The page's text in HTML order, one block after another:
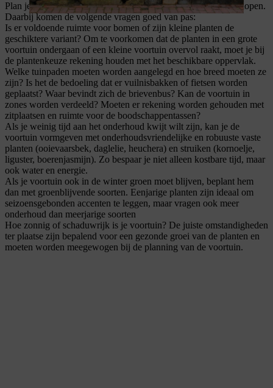
Plan je voortuin goed om de vormgeving optimaal te laten verlopen.
Daarbij komen de volgende vragen goed van pas:
Is er voldoende ruimte voor bomen of zijn kleine planten de
geschiktere variant? Om te voorkomen dat de planten in een grote
voortuin ondergaan of een kleine voortuin overvol raakt, moet je bij
de plantenkeuze rekening houden met het beschikbare oppervlak.
Welke tuinpaden moeten worden aangelegd en hoe breed moeten ze
zijn? Is het de bedoeling dat er vuilnisbakken of fietsen worden
geplaatst? Waar bevindt zich de brievenbus? Kan de voortuin in
zones worden verdeeld? Moeten er rekening worden gehouden met
zitplaatsen en ruimte voor de boodschappentassen?
Als je weinig tijd aan het onderhoud kwijt wilt zijn, kan je de
voortuin vormgeven met onderhoudsvriendelijke en robuuste vaste
planten (ooievaarsbek, daglelie, heuchera) en struiken (kornoelje,
liguster, boerenjasmijn). Zo bespaar je niet alleen kostbare tijd, maar
ook water en energie.
Als je voortuin ook in de winter groen moet blijven, beplant hem
dan met groenblijvende soorten. Eenjarige planten zijn ideaal om
seizoensgebonden accenten te leggen, maar vragen ook meer
onderhoud dan meerjarige soorten
Hoe zonnig of schaduwrijk is je voortuin? De juiste omstandigheden
ter plaatse zijn bepalend voor een gezonde groei van de planten en
moeten worden meegewogen bij de planning van de voortuin.